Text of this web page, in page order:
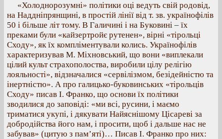
«Холоднорозумні» політики оці ведуть свій родовід,
на Наддніпрянщині, в простій лінії від т. зв. українофілів
50 і більше літ тому. В Галичині і на Буковині – їх
преками були «кайзертройє рутенен», вірні «тірольці
Сходу», як їх компліментували колись. Українофілів
характеризував М. Міхновський, що вони «виплекали
цілий культ страхополоства, виробили цілу релігію
лояльності», відзначалися «сервілізмом, безідейністю та
інертністю». А про галицько-буковинських «тірольців
Сходу» писав І. Франко, що основи їх політики
зводилися до заповіді: «ми всі, русини, і маємо
триматися укупі, і дякувати Найяснішому Цісареві за
добродійства його нам, і просити, щоб і дальше нас не
забував» (цитую з пам’яті)… Писав І. Франко про них: